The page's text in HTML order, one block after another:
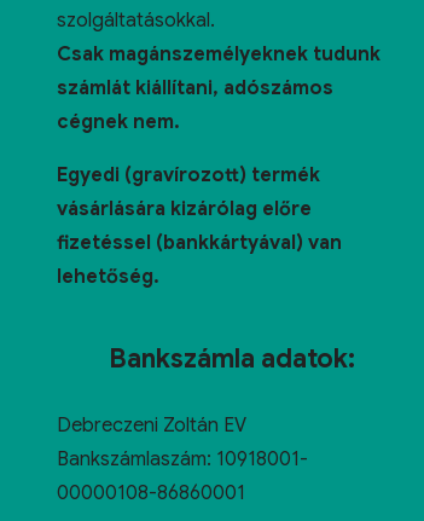
szolgáltatásokkal.
Csak magánszemélyeknek tudunk
számlát kiállítani, adószámos
cégnek nem.
Egyedi (gravírozott) termék
vásárlására kizárólag előre
fizetéssel (bankkártyával) van
lehetőség.
Bankszámla adatok:
Debreczeni Zoltán EV
Bankszámlaszám: 10918001-
00000108-86860001